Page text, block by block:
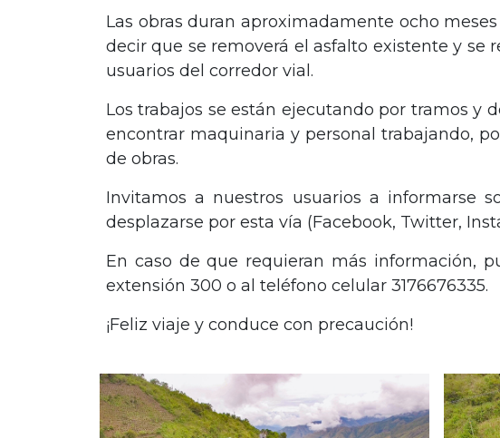
Las obras duran aproximadamente ocho
decir que se removerá el asfalto existente y
usuarios del corredor vial.
Los trabajos se están ejecutando por tramos y
encontrar maquinaria y personal trabajando,
de obras.
Invitamos a nuestros usuarios a informarse
desplazarse por esta vía (Facebook, Twitter,
En caso de que requieran más información,
extensión 300 o al teléfono celular 3176676335.
¡Feliz viaje y conduce con precaución!